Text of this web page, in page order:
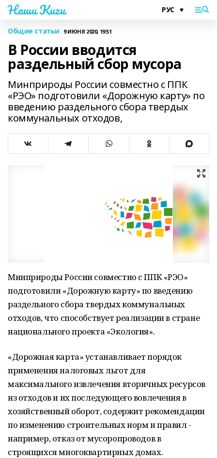
Наши Киги
Общие статьи 9 ИЮНЯ 2020, 19:51
В России вводится
раздельный сбор мусора
Минприроды России совместно с ППК
«РЭО» подготовили «Дорожную карту» по
введению раздельного сбора твердых
коммунальных отходов,
Минприроды России совместно с ППК «РЭО»
подготовили «Дорожную карту» по введению
раздельного сбора твердых коммунальных
отходов, что способствует реализации в стране
национального проекта «Экология».
«Дорожная карта» устанавливает порядок
применения налоговых льгот для
максимального извлечения вторичных ресурсов
из отходов и их последующего вовлечения в
хозяйственный оборот, содержит рекомендации
по изменению строительных норм и правил -
например, отказ от мусоропроводов в
строящихся многоквартирных домах.